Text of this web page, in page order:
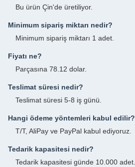
Bu ürün Çin'de üretiliyor.
Minimum sipariş miktarı nedir?
Minimum sipariş miktarı 1 adet.
Fiyatı ne?
Parçasına 78.12 dolar.
Teslimat süresi nedir?
Teslimat süresi 5-8 iş günü.
Hangi ödeme yöntemleri kabul edilir?
T/T, AliPay ve PayPal kabul ediyoruz.
Tedarik kapasitesi nedir?
Tedarik kapasitesi günde 10.000 adet.